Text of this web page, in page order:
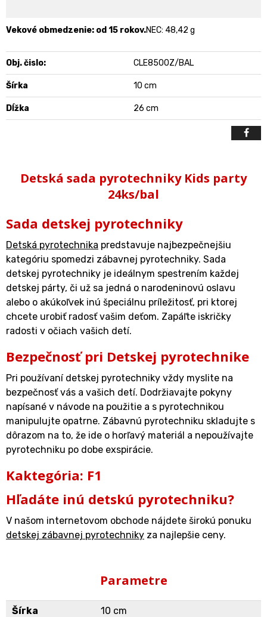
Vekové obmedzenie: od 15 rokov.NEC: 48,42 g
Obj. čislo: CLE8500Z/BAL
Šírka 10 cm
Dĺžka 26 cm
Detská sada pyrotechniky Kids party
24ks/bal
Sada detskej pyrotechniky
Detská pyrotechnika predstavuje najbezpečnejšiu
kategóriu spomedzi zábavnej pyrotechniky. Sada
detskej pyrotechniky je ideálnym spestrením každej
detskej párty, či už sa jedná o narodeninovú oslavu
alebo o akúkoľvek inú špeciálnu príležitosť, pri ktorej
chcete urobiť radosť vašim deťom. Zapáľte iskričky
radosti v očiach vašich detí.
Bezpečnosť pri Detskej pyrotechnike
Pri používaní detskej pyrotechniky vždy myslite na
bezpečnosť vás a vašich detí. Dodržiavajte pokyny
napísané v návode na použitie a s pyrotechnikou
manipulujte opatrne. Zábavnú pyrotechniku skladujte s
dôrazom na to, že ide o horľavý materiál a nepoužívajte
pyrotechniku po dobe exspirácie.
Kaktegória: F1
Hľadáte inú detskú pyrotechniku?
V našom internetovom obchode nájdete širokú ponuku
detskej zábavnej pyrotechniky za najlepšie ceny.
Parametre
Šírka
10 cm